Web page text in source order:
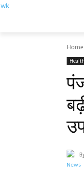
Home
Health